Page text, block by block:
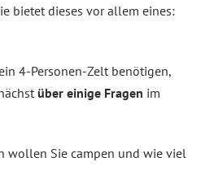
bietet dieses vor allem eines:
4-Personen-Zelt benötigen,
über einige Fragen im
wollen Sie campen und wie viel